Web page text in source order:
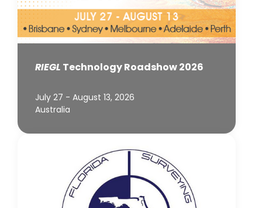
RIEGL Technology Roadshow 2026
July 27 - August 13, 2026
Australia